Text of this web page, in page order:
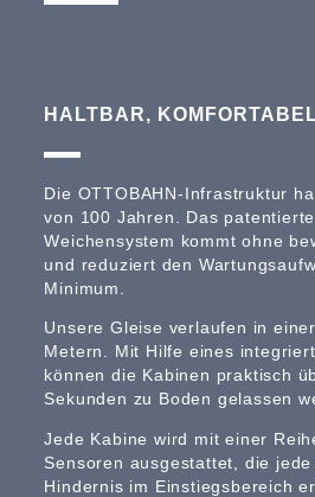
HALTBAR,
Die OTTOBAHN-Infrastruktur
von 100 Jahren. Das
Weichensystem kommt ohne
und reduziert den
Minimum.
Unsere Gleise verlaufen in
Metern. Mit Hilfe eines
können die Kabinen praktisch
Sekunden zu Boden gelassen
Jede Kabine wird mit einer
Sensoren ausgestattet, die
Hindernis im Einstiegsbereich